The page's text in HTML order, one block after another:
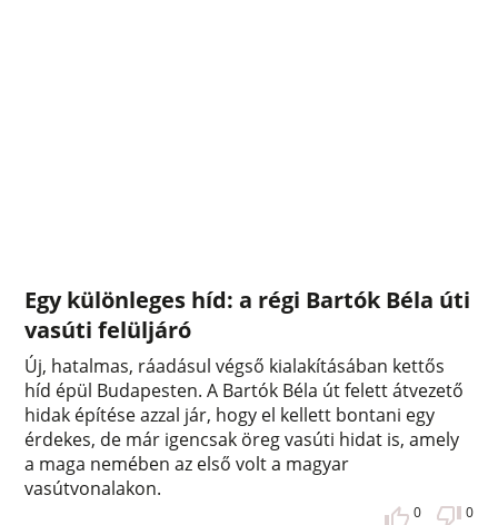
Egy különleges híd: a régi Bartók Béla úti
vasúti felüljáró
Új, hatalmas, ráadásul végső kialakításában kettős
híd épül Budapesten. A Bartók Béla út felett átvezető
hidak építése azzal jár, hogy el kellett bontani egy
érdekes, de már igencsak öreg vasúti hidat is, amely
a maga nemében az első volt a magyar
vasútvonalakon.
0 0